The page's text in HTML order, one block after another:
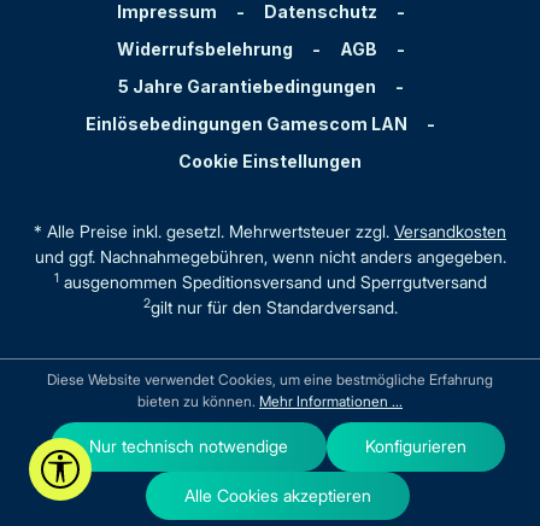
Impressum - Datenschutz
-
Widerrufsbelehrung
- AGB
-
5 Jahre Garantiebedingungen
-
Einlösebedingungen Gamescom LAN
-
Cookie Einstellungen
* Alle Preise inkl. gesetzl. Mehrwertsteuer zzgl. Versandkosten
und ggf. Nachnahmegebühren, wenn nicht anders angegeben.
1ausgenommen Speditionsversand und Sperrgutversand
2gilt nur für den Standardversand.
Werkzeugleiste anzeigen
Diese Website verwendet Cookies, um eine bestmögliche Erfahrung
bieten zu können. Mehr Informationen ...
Nur technisch notwendige Konfigurieren
Alle Cookies akzeptieren